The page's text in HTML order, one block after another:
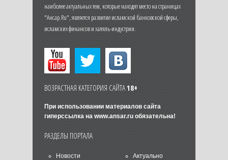
наиболее актуальных тем, которые находят место на страницах
"Ансар.Ru", является развитие исламской банковской сферы,
исламских финансов и халяль-индустрии.
ВОЗРАСТНАЯ КАТЕГОРИЯ САЙТА18+
При использовании материалов сайта
гиперссылка на www.ansar.ruобязательна!
РАЗДЕЛЫ ПОРТАЛА
Новости Актуально